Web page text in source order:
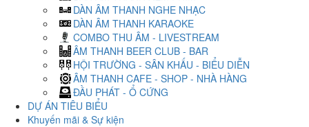
DÀN ÂM THANH NGHE NHẠC
DÀN ÂM THANH KARAOKE
COMBO THU ÂM - LIVESTREAM
ÂM THANH BEER CLUB - BAR
HỘI TRƯỜNG - SÂN KHẤU - BIỂU DIỄN
ÂM THANH CAFE - SHOP - NHÀ HÀNG
ĐẦU PHÁT - Ổ CỨNG
DỰ ÁN TIÊU BIỂU
Khuyến mãi & Sự kiện